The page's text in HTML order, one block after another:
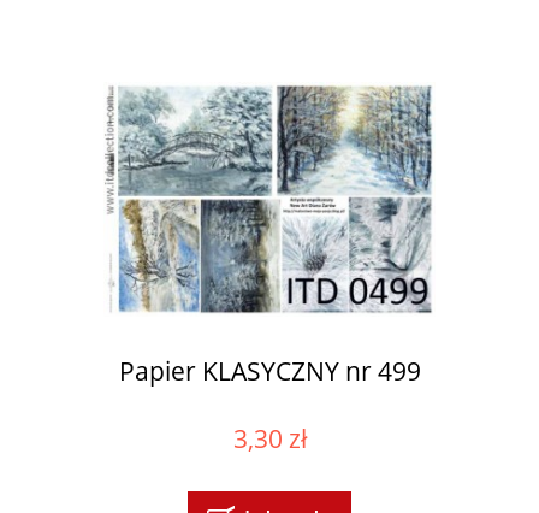
Papier KLASYCZNY nr 499
3,30 zł